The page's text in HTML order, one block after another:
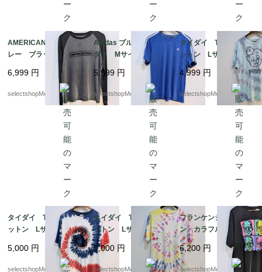
AMERICAN EAGLE グ
レー ブラック ワッ
フル生地 サーマル
Mサイズ リンガーTシ
ャツ 長袖 ロンT コ
ットン ポリエステル
アメリカンイーグル
6,999 円
selectshopMerci.
Adidas ブルー アディ
ダス Mサイズ コッ
トン adidas Tシャ
ツ スポーツ 三本ラ
イン climalite cotton
5,999 円
selectshopMerci.
タイダイ Tシャツ コ
ットン Lサイズ ドミ
ニカ 豚 両面プリン
ト 動物 pig
4,999 円
selectshopMerci.
タイダイ Tシャツ コ
ットン Lサイズ プリ
ント 星 スター
白 赤 ブルー カラ
フル Lサイズ PORT
5,000 円
selectshopMerci.
タイダイ Tシャツ コ
ットン Lサイズ イエ
ロー 白 ピンク
紫 ブルー カラフ
ル Lサイズ pakista
5,000 円
selectshopMerci.
フランケンシュタイ
ン カラフル Tシャ
ツ フランケン ２XL
サイズ ブラック コ
ットン MEXICO ユニ
6,200 円
selectshopMerci.